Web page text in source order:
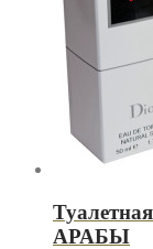
АРАБЫ